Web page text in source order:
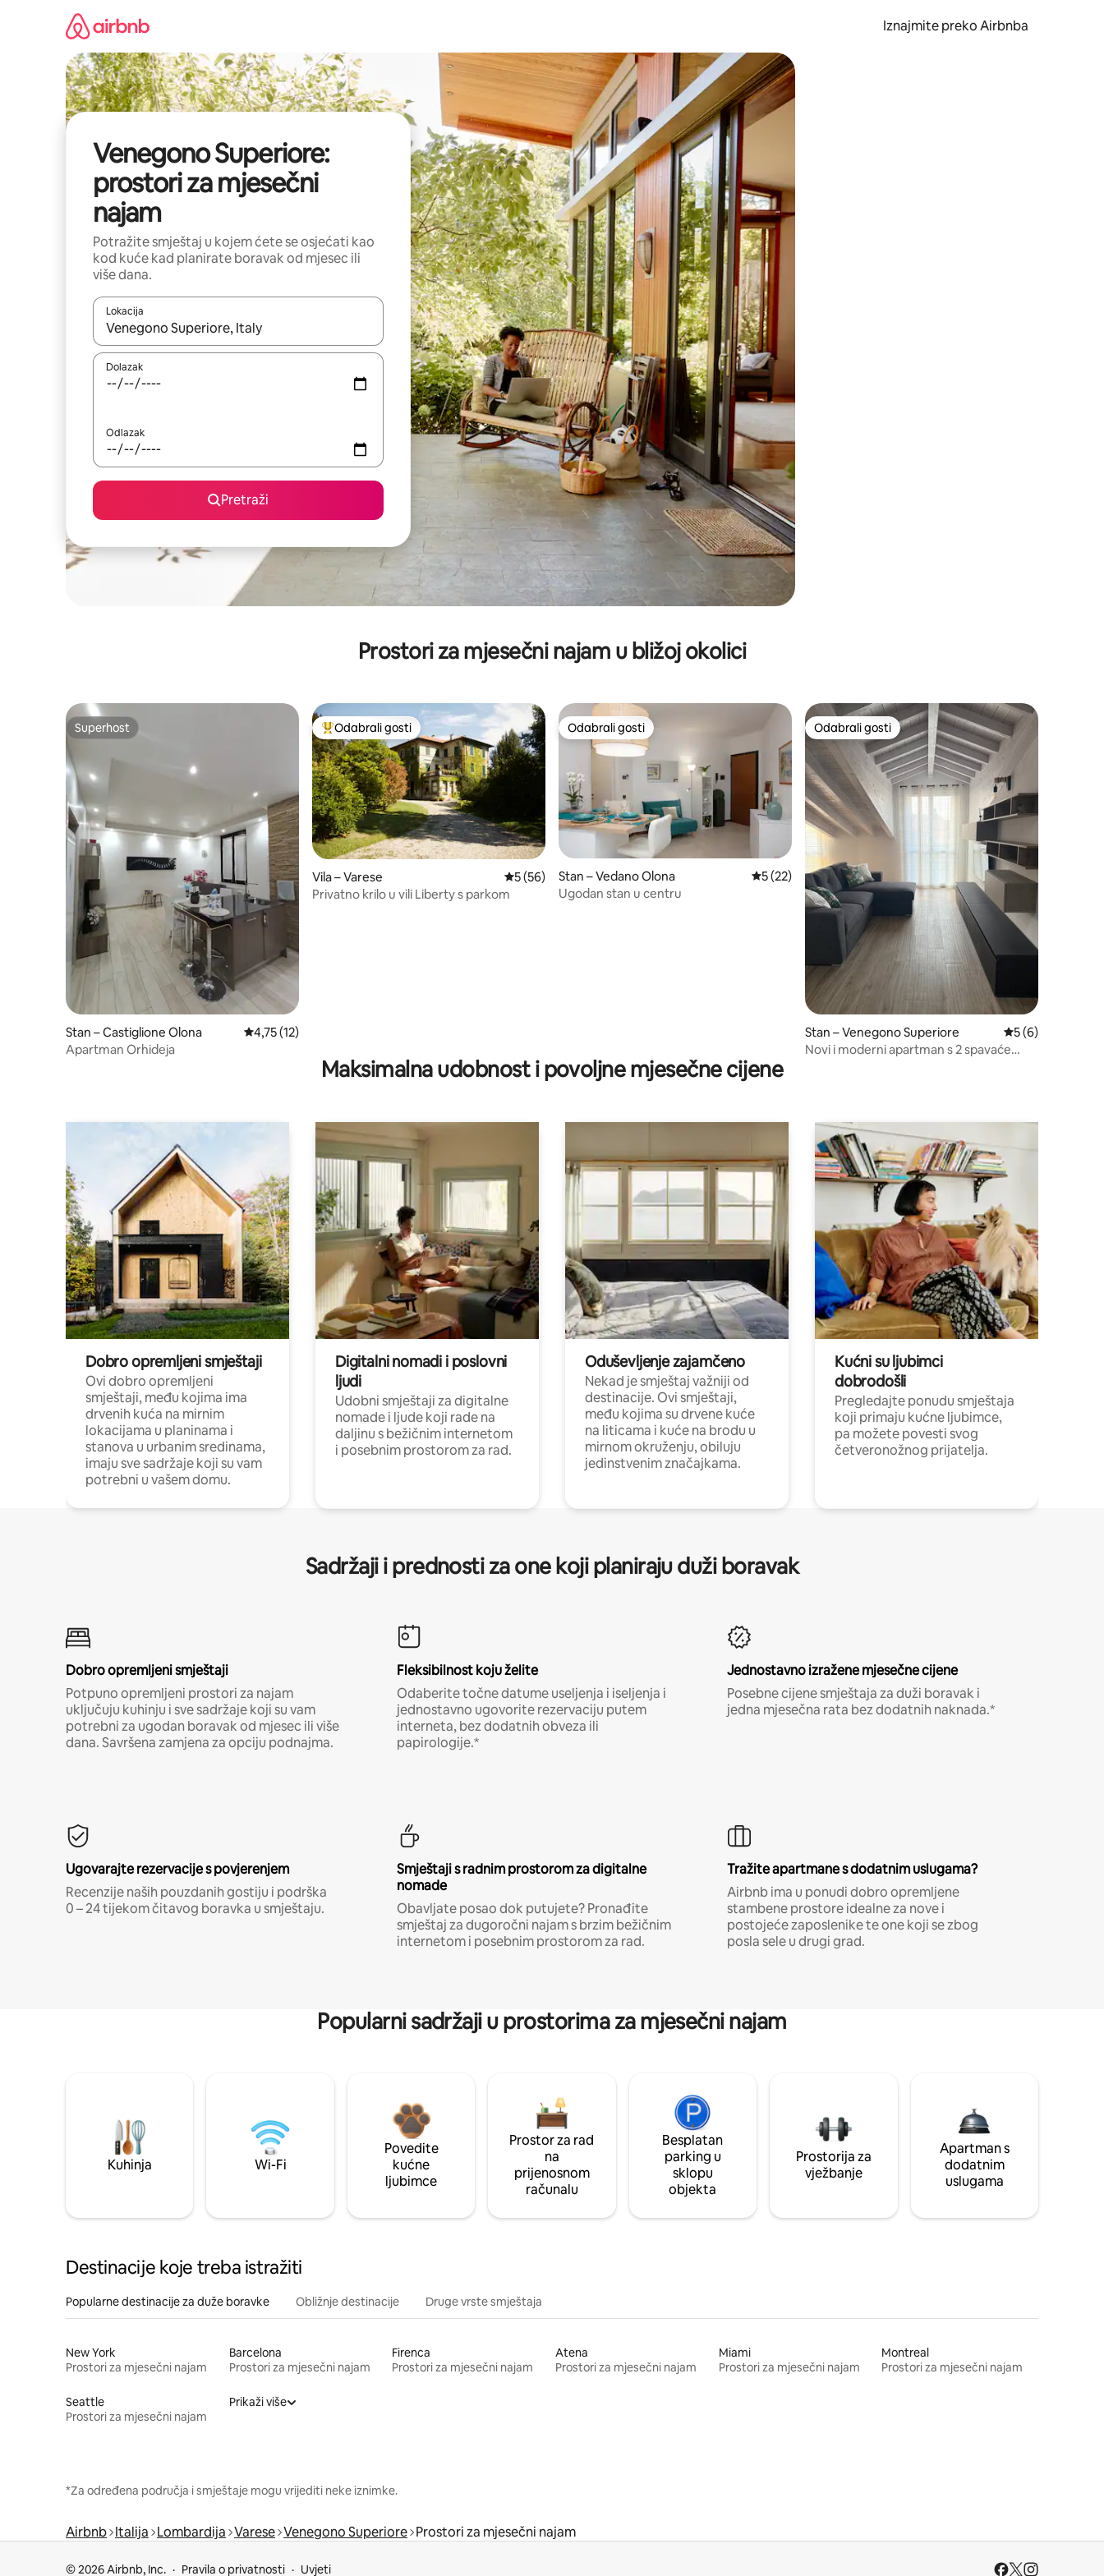
Iznajmite preko Airbnba
Venegono Superiore:
prostori za mjesečni
najam
Potražite smještaj u kojem ćete se osjećati kao
kod kuće kad planirate boravak od mjesec ili
više dana.
Lokacija
Kada budu dostupni rezultati, moći ćete ih pregledati koristeći se strelicama prema gore i prema dolje, kao i dodirom ili prelaskom prstom po zaslonu.
Dolazak
Odlazak
Pretraži
Prostori za mjesečni najam u bližoj okolici
Superhost
Superhost
Stan – Castiglione Olona Prosječna ocjena: 4,75/5, recenzija: 12
4,75 (12)
Apartman Orhideja
Među najviše rangiranima s oznakom „Odabrali gosti”
Odabrali gosti
Vila – Varese Prosječna ocjena: 5/5, recenzija: 56
5 (56)
Privatno krilo u vili Liberty s parkom
Odabrali gosti
Odabrali gosti
Stan – Vedano Olona Prosječna ocjena: 5/5, recenzija: 22
5 (22)
Ugodan stan u centru
Odabrali gosti
Odabrali gosti
Stan – Venegono Superiore Prosječna
5 (6)
Novi i moderni apartman s 2 spavaće
Maksimalna udobnost i povoljne mjesečne cijene
Dobro opremljeni smještaji
Ovi dobro opremljeni
smještaji, među kojima ima
drvenih kuća na mirnim
lokacijama u planinama i
stanova u urbanim sredinama,
imaju sve sadržaje koji su vam
potrebni u vašem domu.
Digitalni nomadi i poslovni
ljudi
Udobni smještaji za digitalne
nomade i ljude koji rade na
daljinu s bežičnim internetom
i posebnim prostorom za rad.
Oduševljenje zajamčeno
Nekad je smještaj važniji od
destinacije. Ovi smještaji,
među kojima su drvene kuće
na liticama i kuće na brodu u
mirnom okruženju, obiluju
jedinstvenim značajkama.
Kućni su ljubimci
dobrodošli
Pregledajte ponudu smještaja
koji primaju kućne ljubimce,
pa možete povesti svog
četveronožnog prijatelja.
Sadržaji i prednosti za one koji planiraju duži boravak
Dobro opremljeni smještaji
Potpuno opremljeni prostori za najam
uključuju kuhinju i sve sadržaje koji su vam
potrebni za ugodan boravak od mjesec ili više
dana. Savršena zamjena za opciju podnajma.
Fleksibilnost koju želite
Odaberite točne datume useljenja i iseljenja i
jednostavno ugovorite rezervaciju putem
interneta, bez dodatnih obveza ili
papirologije.*
Jednostavno izražene mjesečne cijene
Posebne cijene smještaja za duži boravak i
jedna mjesečna rata bez dodatnih naknada.*
Ugovarajte rezervacije s povjerenjem
Recenzije naših pouzdanih gostiju i podrška
0 – 24 tijekom čitavog boravka u smještaju.
Smještaji s radnim prostorom za digitalne
nomade
Obavljate posao dok putujete? Pronađite
smještaj za dugoročni najam s brzim bežičnim
internetom i posebnim prostorom za rad.
Tražite apartmane s dodatnim uslugama?
Airbnb ima u ponudi dobro opremljene
stambene prostore idealne za nove i
postojeće zaposlenike te one koji se zbog
posla sele u drugi grad.
Popularni sadržaji u prostorima za mjesečni najam
Kuhinja Wi-Fi
Povedite
kućne
ljubimce
Prostor za rad
na
prijenosnom
računalu
Besplatan
parking u
sklopu
objekta
Prostorija za
vježbanje
Apartman s
dodatnim
uslugama
Destinacije koje treba istražiti
Popularne destinacije za duže boravke Obližnje destinacije Druge vrste smještaja
New York
Prostori za mjesečni najam
Barcelona
Prostori za mjesečni najam
Firenca
Prostori za mjesečni najam
Atena
Prostori za mjesečni najam
Miami
Prostori za mjesečni najam
Montreal
Prostori za mjesečni najam
Seattle
Prostori za mjesečni najam
Prikaži više
*Za određena područja i smještaje mogu vrijediti neke iznimke.
Airbnb Italija Lombardija Varese Venegono Superiore Prostori za mjesečni najam
© 2026 Airbnb, Inc. Pravila o privatnosti Uvjeti